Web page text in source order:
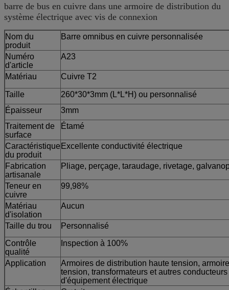
barre de bus en cuivre dans une armoire de distribution du
système électrique avec vis de connexion
Nom du
produit
Barre omnibus en cuivre personnalisée
Numéro
d'article
A23
Matériau Cuivre T2
Taille
260*30*3mm (L*L*H) ou personnalisé
Épaisseur
3mm
Traitement de
surface
Étamé
Caractéristique
du produit
Excellente conductivité électrique
Fabrication
artisanale
Pliage, perçage, taraudage, rivetage,
Teneur en
cuivre
99,98%
Matériau
d'isolation
Aucun
Taille du trou
Personnalisé
Contrôle
qualité
Inspection à 100%
Application
Armoires de distribution haute tension,
tension, transformateurs et autres
d'équipement électrique